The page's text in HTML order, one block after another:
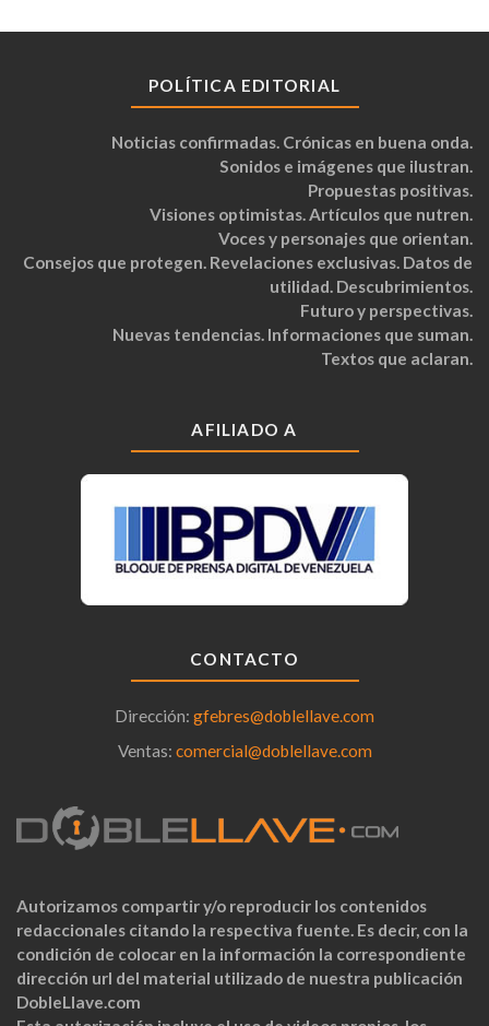
POLÍTICA EDITORIAL
Noticias confirmadas. Crónicas en buena onda.
Sonidos e imágenes que ilustran.
Propuestas positivas.
Visiones optimistas. Artículos que nutren.
Voces y personajes que orientan.
Consejos que protegen. Revelaciones exclusivas. Datos de
utilidad. Descubrimientos.
Futuro y perspectivas.
Nuevas tendencias. Informaciones que suman.
Textos que aclaran.
AFILIADO A
CONTACTO
Dirección: gfebres@doblellave.com
Ventas: comercial@doblellave.com
Autorizamos compartir y/o reproducir los contenidos
redaccionales citando la respectiva fuente. Es decir, con la
condición de colocar en la información la correspondiente
dirección url del material utilizado de nuestra publicación
DobleLlave.com